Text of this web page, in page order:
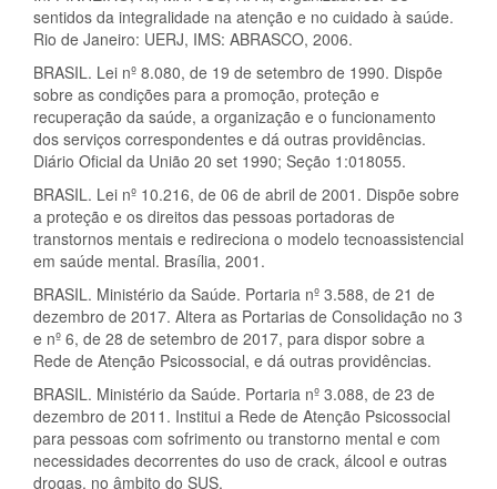
sentidos da integralidade na atenção e no cuidado à saúde.
Rio de Janeiro: UERJ, IMS: ABRASCO, 2006.
BRASIL. Lei nº 8.080, de 19 de setembro de 1990. Dispõe
sobre as condições para a promoção, proteção e
recuperação da saúde, a organização e o funcionamento
dos serviços correspondentes e dá outras providências.
Diário Oficial da União 20 set 1990; Seção 1:018055.
BRASIL. Lei nº 10.216, de 06 de abril de 2001. Dispõe sobre
a proteção e os direitos das pessoas portadoras de
transtornos mentais e redireciona o modelo tecnoassistencial
em saúde mental. Brasília, 2001.
BRASIL. Ministério da Saúde. Portaria nº 3.588, de 21 de
dezembro de 2017. Altera as Portarias de Consolidação no 3
e nº 6, de 28 de setembro de 2017, para dispor sobre a
Rede de Atenção Psicossocial, e dá outras providências.
BRASIL. Ministério da Saúde. Portaria nº 3.088, de 23 de
dezembro de 2011. Institui a Rede de Atenção Psicossocial
para pessoas com sofrimento ou transtorno mental e com
necessidades decorrentes do uso de crack, álcool e outras
drogas, no âmbito do SUS.